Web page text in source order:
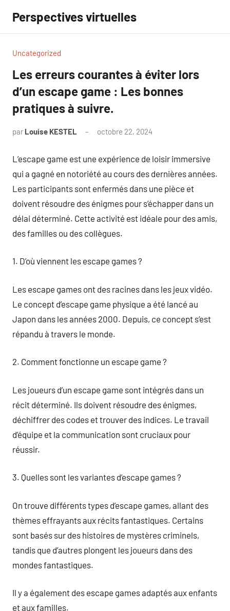
contenu
Perspectives virtuelles
Uncategorized
Les erreurs courantes à éviter lors
d’un escape game : Les bonnes
pratiques à suivre.
par Louise KESTEL octobre 22, 2024
L’escape game est une expérience de loisir immersive
qui a gagné en notoriété au cours des dernières années.
Les participants sont enfermés dans une pièce et
doivent résoudre des énigmes pour s’échapper dans un
délai déterminé. Cette activité est idéale pour des amis,
des familles ou des collègues.
1. D’où viennent les escape games ?
Les escape games ont des racines dans les jeux vidéo.
Le concept d’escape game physique a été lancé au
Japon dans les années 2000. Depuis, ce concept s’est
répandu à travers le monde.
2. Comment fonctionne un escape game ?
Les joueurs d’un escape game sont intégrés dans un
récit déterminé. Ils doivent résoudre des énigmes,
déchiffrer des codes et trouver des indices. Le travail
d’équipe et la communication sont cruciaux pour
réussir.
3. Quelles sont les variantes d’escape games ?
On trouve différents types d’escape games, allant des
thèmes effrayants aux récits fantastiques. Certains
sont basés sur des histoires de mystères criminels,
tandis que d’autres plongent les joueurs dans des
mondes fantastiques.
Il y a également des escape games adaptés aux enfants
et aux familles.